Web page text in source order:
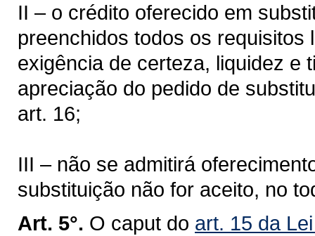
II – o crédito oferecido em
preenchidos todos os
exigência de certeza, liquidez e
apreciação do pedido de
art. 16;
III – não se admitirá
substituição não for aceito, no
Art. 5°. O caput do art. 15 da